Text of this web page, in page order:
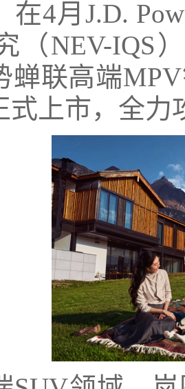
在4月J.D.
（NEV-IQS
蝉联高端
式上市，全力